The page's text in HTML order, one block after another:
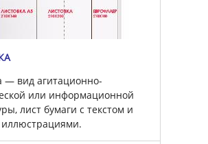
— вид агитационно-
или информационной
лист бумаги с текстом и
иллюстрациями.